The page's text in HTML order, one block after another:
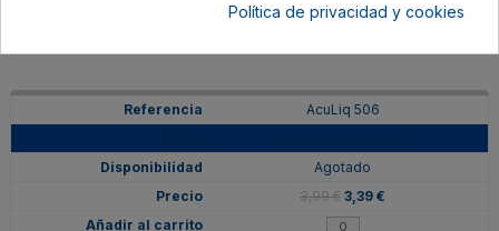
AcuLiq 506
Agotado
3,99 € 3,39 €
Política de privacidad y cookies